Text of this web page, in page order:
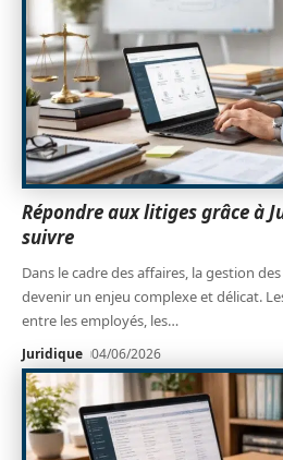
Répondre aux litiges grâce à
suivre
Dans le cadre des affaires, la gestion
devenir un enjeu complexe et délicat.
entre les employés, les…
Juridique 04/06/2026